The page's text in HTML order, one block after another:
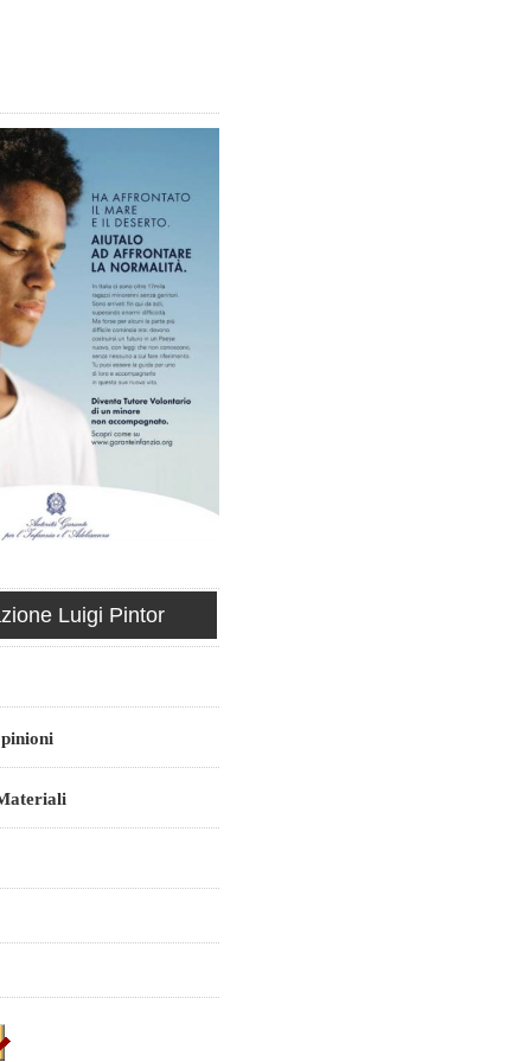
Luigi Pintor